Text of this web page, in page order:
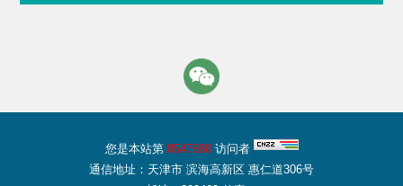
您是本站第 8547680访问者
通信地址：天津市 滨海高新区 惠仁道306号